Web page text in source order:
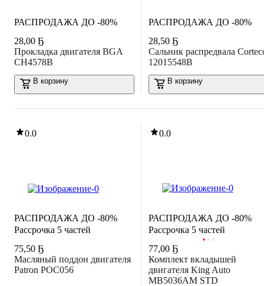
РАСПРОДАЖА ДО -80%
28,00 Ҕ
Прокладка двигателя BGA
CH4578B
В корзину
РАСПРОДАЖА ДО -80%
28,50 Ҕ
Сальник распредвала
12015548B
В корзину
0.0
Рассрочка 5 частей
РАСПРОДАЖА ДО -80%
75,50 Ҕ
Масляный поддон двигателя
Patron POC056
0.0
Рассрочка 5 частей
РАСПРОДАЖА ДО -80%
77,00 Ҕ
Комплект вкладышей
двигателя King Auto
MB5036AM STD